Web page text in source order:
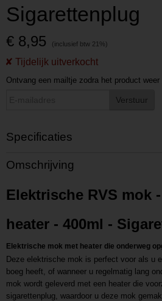
Sigarettenplug
€ 8,95
Ontvang een mailtje zodra het product weer
Verstuur
Specificaties
Productcode
P201401281200
L201401281200
Omschrijving
Elektrische RVS mok
heater - 400ml -
Elektrische mok met heater die onderweg
Deze elektrische mok is perfect voor als u
boeg heeft, of wanneer u regelmatig lang
mok wordt geleverd met een heater die
sigarettenplug, waardoor u deze mok